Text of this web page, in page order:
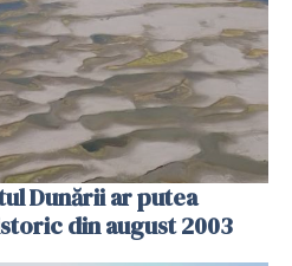
Dunării ar putea
din august 2003